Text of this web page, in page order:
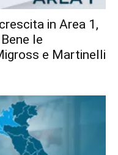
in Area 1,
le
e Martinelli